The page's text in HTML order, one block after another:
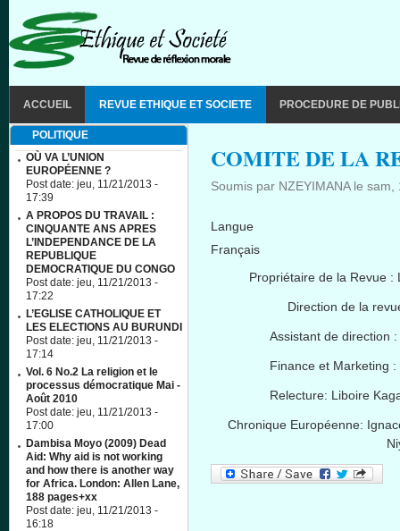
ACCUEIL REVUE ETHIQUE ET SOCIETE PROCEDURE DE
COMITE DE LA
Soumis par NZEYIMANAle sam,
Langue
Français
Propriétairede la Revue :
Direction de la
Assistant de direction
Finance et Marketing
Relecture: Liboire
Chronique Européenne:
POLITIQUE
OÙ VA L’UNION
EUROPÉENNE ?
Post date: jeu, 11/21/2013 -
17:39
A PROPOS DU TRAVAIL :
CINQUANTE ANS APRES
L’INDEPENDANCE DE LA
REPUBLIQUE
DEMOCRATIQUE DU CONGO
Post date: jeu, 11/21/2013 -
17:22
L’EGLISE CATHOLIQUE ET
LES ELECTIONS AU BURUNDI
Post date: jeu, 11/21/2013 -
17:14
Vol. 6 No.2 La religion et le
processus démocratique Mai -
Août 2010
Post date: jeu, 11/21/2013 -
17:00
Dambisa Moyo (2009) Dead
Aid: Why aid is not working
and how there is another way
for Africa. London: Allen Lane,
188 pages+xx
Post date: jeu, 11/21/2013 -
16:18